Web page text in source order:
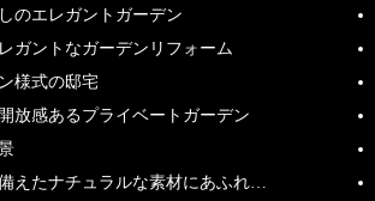
のエレガントガーデン
ガントなガーデンリフォーム
様式の邸宅
放感あるプライベートガーデン
えたナチュラルな素材にあふれ…